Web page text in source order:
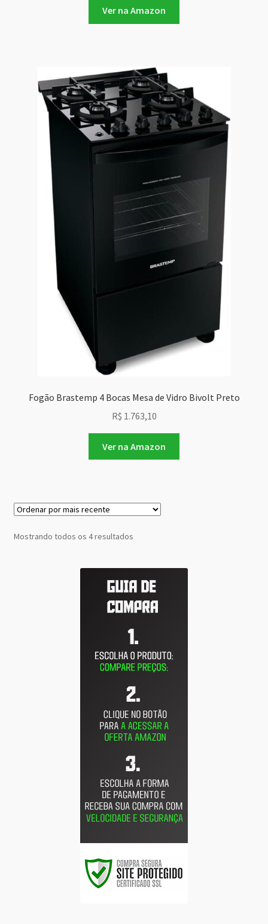
Ver na Amazon
Fogão Brastemp 4 Bocas Mesa de Vidro Bivolt Preto
R$ 1.763,10
Ver na Amazon
Mostrando todos os 4 resultadosClassificado